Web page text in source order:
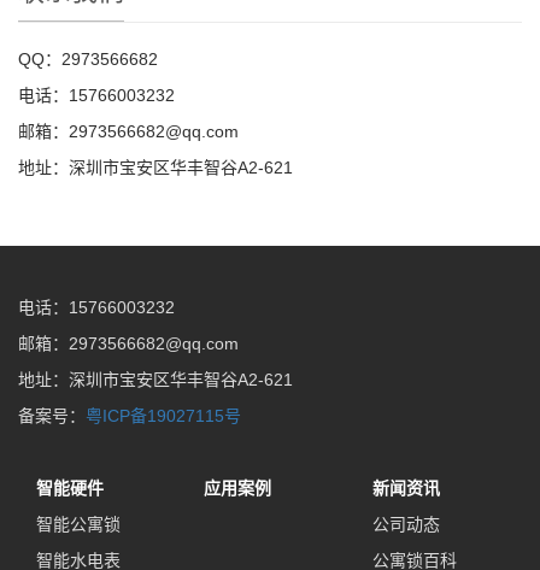
QQ：2973566682
电话：15766003232
邮箱：2973566682@qq.com
地址：深圳市宝安区华丰智谷A2-621
电话：15766003232
邮箱：2973566682@qq.com
地址：深圳市宝安区华丰智谷A2-621
备案号： 粤ICP备19027115号
智能硬件
智能公寓锁
智能水电表
应用案例
新闻资讯
公司动态
公寓锁百科